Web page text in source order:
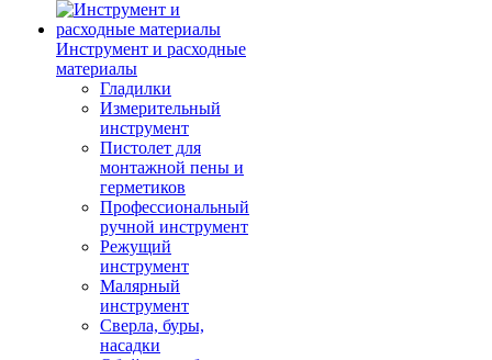
Инструмент и расходные
материалы
Гладилки
Измерительный
инструмент
Пистолет для
монтажной пены и
герметиков
Профессиональный
ручной инструмент
Режущий
инструмент
Малярный
инструмент
Сверла, буры,
насадки